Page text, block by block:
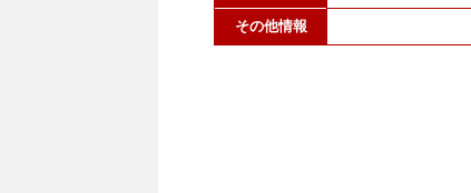
その他情報